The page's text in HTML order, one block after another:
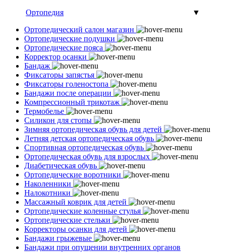
Ортопедия
▼
Ортопедический салон магазин
Ортопедические подушки
Ортопедические пояса
Корректор осанки
Бандаж
Фиксаторы запястья
Фиксаторы голеностопа
Бандажи после операции
Компрессионный трикотаж
Термобелье
Силикон для стопы
Зимняя ортопедическая обувь для детей
Летняя детская ортопедическая обувь
Спортивная ортопедическая обувь
Ортопедическая обувь для взрослых
Диабетическая обувь
Ортопедические воротники
Наколенники
Налокотники
Массажный коврик для детей
Ортопедические коленные стулья
Ортопедические стельки
Корректоры осанки для детей
Бандажи грыжевые
Бандажи при опущении внутренних органов